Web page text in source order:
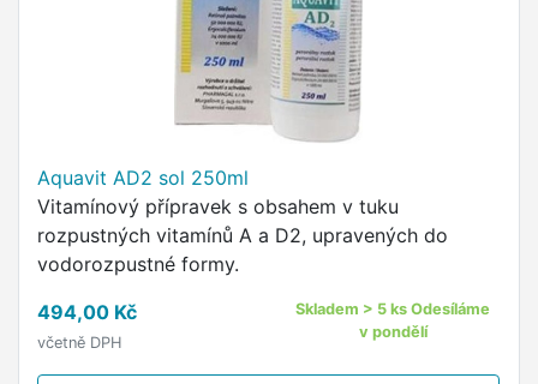
Aquavit AD2 sol 250ml
Vitamínový přípravek s obsahem v tuku
rozpustných vitamínů A a D2, upravených do
vodorozpustné formy.
494,00 Kč
včetně DPH
Skladem > 5 ks Odesíláme
v pondělí